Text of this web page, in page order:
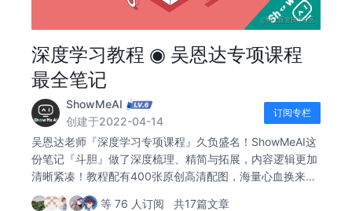
深度学习教程 ◉ 吴恩达专项课程
最全笔记
ShowMeAI
创建于2022-04-14
订阅专栏
吴恩达老师『深度学习专项课程』久负盛名！ShowMeAI这
份笔记『斗胆』做了深度梳理、精简与拓展，内容逻辑更加
清晰紧凑！教程配有400张原创高清配图，海量心血换来的
品质保障 @ShowMeAI研究中心
等 76 人订阅 共17篇文章